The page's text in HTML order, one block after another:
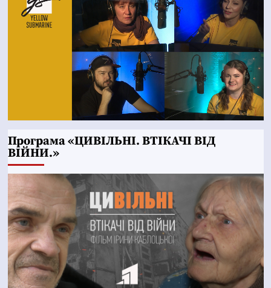
Програма «ЦИВІЛЬНІ. ВТІКАЧІ ВІД
ВІЙНИ.»